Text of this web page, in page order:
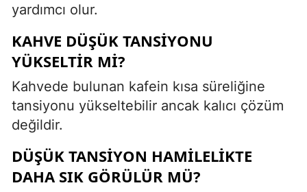
yardımcı olur.
KAHVE DÜŞÜK TANSIYONU
YÜKSELTIR MI?
Kahvede bulunan kafein kısa süreliğine
tansiyonu yükseltebilir ancak kalıcı çözüm
değildir.
DÜŞÜK TANSIYON HAMILELIKTE
DAHA SIK GÖRÜLÜR MÜ?